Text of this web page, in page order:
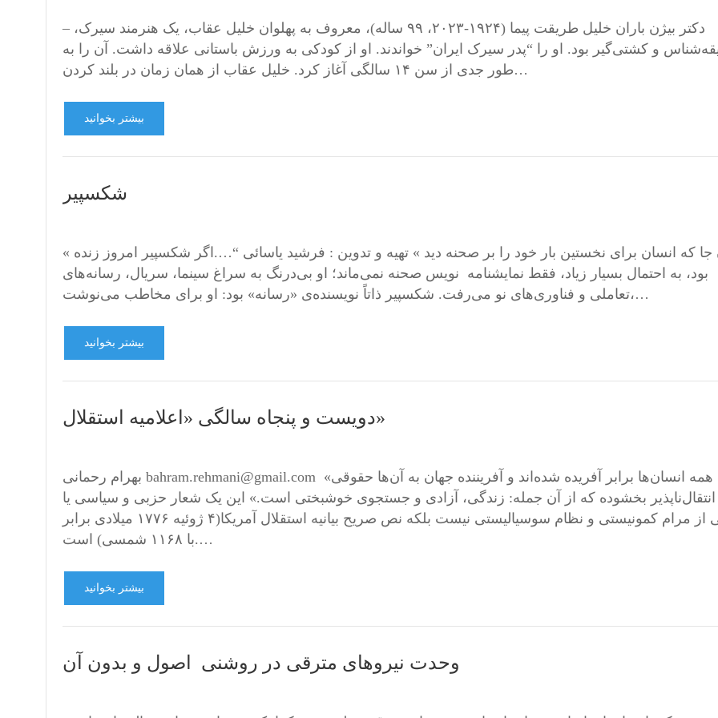
– دکتر بیژن باران خلیل طریقت پیما (۱۹۲۴-۲۰۲۳، ۹۹ ساله)، معروف به پهلوان خلیل عقاب، یک هنرمند سیرک،
و کشتی‌گیر بود. او را “پدر سیرک ایران” خواندند. او از کودکی به ورزش‌ باستانی علاقه داشت. آن را به
طور جدی از سن ۱۴ سالگی آغاز کرد. خلیل عقاب از همان زمان در بلند کردن…
بیشتر بخوانید
« آن ‌جا که انسان برای نخستین ‌بار خود را بر صحنه دید » تهیه و تدوین : فرشید یاسائی “….اگر شکسپیر امروز زنده
بود، به احتمال بسیار زیاد، فقط نمایشنامه ‌نویس صحنه نمی‌ماند؛ او بی‌درنگ به سراغ سینما، سریال، رسانه‌های
تعاملی و فناوری‌های نو می‌رفت. شکسپیر ذاتاً نویسنده‌ی «رسانه» بود: او برای مخاطب می‌نوشت،…
بیشتر بخوانید
دویست و پنجاه سالگی «اعلامیه استقلال»
بهرام رحمانی bahram.rehmani@gmail.com «همه انسان‌ها برابر آفریده شده‌اند و آفریننده جهان به آن‌ها حقوقی
انتقال‌ناپذیر بخشوده که از آن جمله: زندگی، آزادی و جستجوی خوشبختی است.» این یک شعار حزبی و سیاسی یا
بخشی از مرام‌ کمونیستی و نظام سوسیالیستی نیست بلکه نص صریح بیانیه استقلال آمریکا‌(۴ ژوئیه ۱۷۷۶ میلادی برابر
با ۱۱۶۸ شمسی) است.…
بیشتر بخوانید
وحدت نیروهای مترقی در روشنی اصول و بدون آن